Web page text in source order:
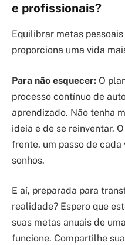
e profissionais?
Equilibrar metas
proporciona uma vida
Para não esquecer: O
processo contínuo de
aprendizado. Não tenha
ideia e de se reinventar.
frente, um passo de cada
sonhos.
E aí, preparada para
realidade? Espero que
suas metas anuais de
funcione. Compartilhe